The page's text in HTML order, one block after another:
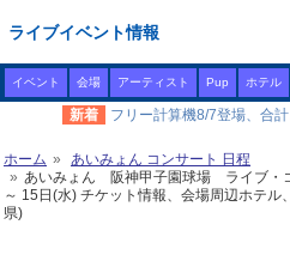
ライブイベント情報
イベント 会場 アーティスト Pup ホテル
新着 フリー計算機8/7登場、合
ホーム
あいみょん コンサート 日程
あいみょん 阪神甲子園球場 ライブ・
～ 15日(水) チケット情報、会場周辺ホテ
県)